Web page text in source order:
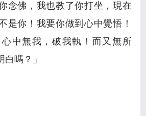
念佛，我也教了你打坐，現在
是你！我要你做到心中覺悟！
心中無我，破我執！而又無所
嗎？」